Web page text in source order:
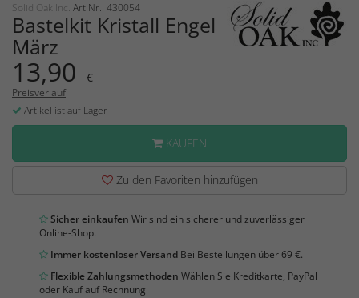
Solid Oak Inc. Art.Nr.: 430054
Bastelkit Kristall Engel
März
13,90 €
Preisverlauf
Artikel ist auf Lager
KAUFEN
Zu den Favoriten hinzufügen
Sicher einkaufen Wir sind ein sicherer und zuverlässiger
Online-Shop.
Immer kostenloser Versand Bei Bestellungen über 69 €.
Flexible Zahlungsmethoden Wählen Sie Kreditkarte, PayPal
oder Kauf auf Rechnung